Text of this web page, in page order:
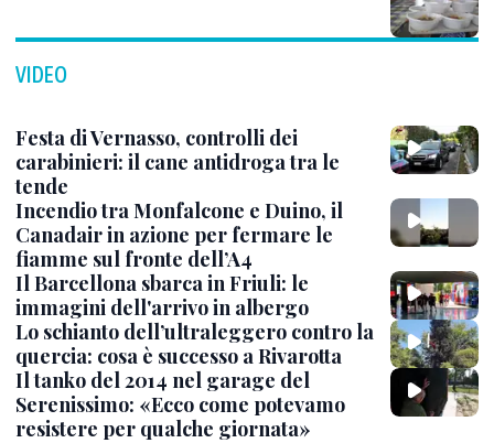
VIDEO
Festa di Vernasso, controlli dei
carabinieri: il cane antidroga tra le
tende
Incendio tra Monfalcone e Duino, il
Canadair in azione per fermare le
fiamme sul fronte dell’A4
Il Barcellona sbarca in Friuli: le
immagini dell'arrivo in albergo
Lo schianto dell’ultraleggero contro la
quercia: cosa è successo a Rivarotta
Il tanko del 2014 nel garage del
Serenissimo: «Ecco come potevamo
resistere per qualche giornata»